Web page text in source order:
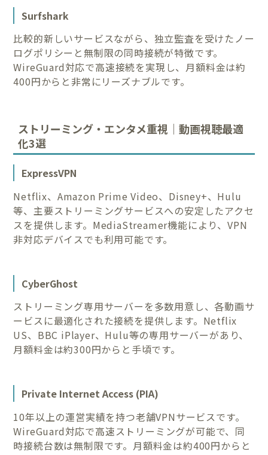
Surfshark
比較的新しいサービスながら、独立監査を受けたノー
ログポリシーと無制限の同時接続が特徴です。
WireGuard対応で高速接続を実現し、月額料金は約
400円からと非常にリーズナブルです。
ストリーミング・エンタメ重視｜動画視聴最適
化3選
ExpressVPN
Netflix、Amazon Prime Video、Disney+、Hulu
等、主要ストリーミングサービスへの安定したアクセ
スを提供します。MediaStreamer機能により、VPN
非対応デバイスでも利用可能です。
CyberGhost
ストリーミング専用サーバーを多数用意し、各動画サ
ービスに最適化された接続を提供します。Netflix
US、BBC iPlayer、Hulu等の専用サーバーがあり、
月額料金は約300円からと手頃です。
Private Internet Access (PIA)
10年以上の運営実績を持つ老舗VPNサービスです。
WireGuard対応で高速ストリーミングが可能で、同
時接続台数は無制限です。月額料金は約400円からと